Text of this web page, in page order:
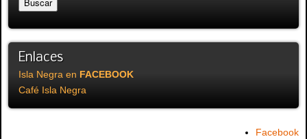
Enlaces
Isla Negra en FACEBOOK
Café Isla Negra
Facebook